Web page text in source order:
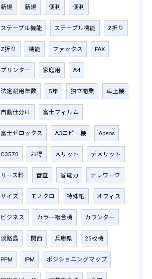
新規 新規 便利 便利
ステープル機能 ステープル機能 Z折り
Z折り 機能 ファックス FAX
プリンター 家庭用 A4
法定耐用年数 5年 独立開業 卓上機
自動仕分け 富士フィルム
富士ゼロックス A3コピー機 Apeos
C3570 お得 メリット デメリット
リース料 審査 省電力 テレワーク
サイズ モノクロ 特殊紙 オフィス
ビジネス カラー複合機 カウンター
淡路島 関西 兵庫県 25枚機
PPM IPM ポジショニングマップ